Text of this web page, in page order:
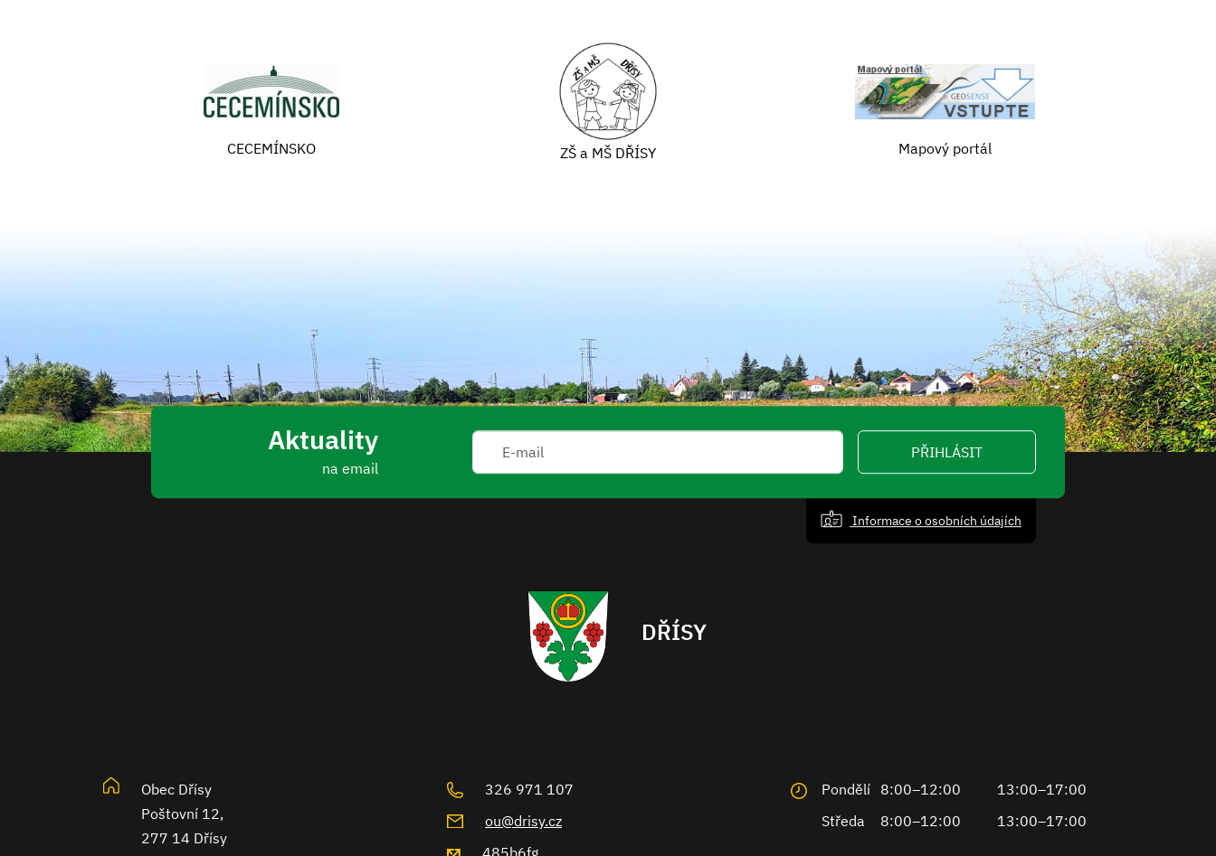
CECEMÍNSKO ZŠ a MŠ DŘÍSY Mapový portál
Aktuality
na email
PŘIHLÁSIT
Informace o osobních údajích
DŘÍSY
Obec Dřísy
Poštovní 12,
277 14 Dřísy
326 971 107
ou@drisy.cz
Pondělí 8:00–12:00
13:00–17:00
Středa
8:00–12:00 13:00–17:00